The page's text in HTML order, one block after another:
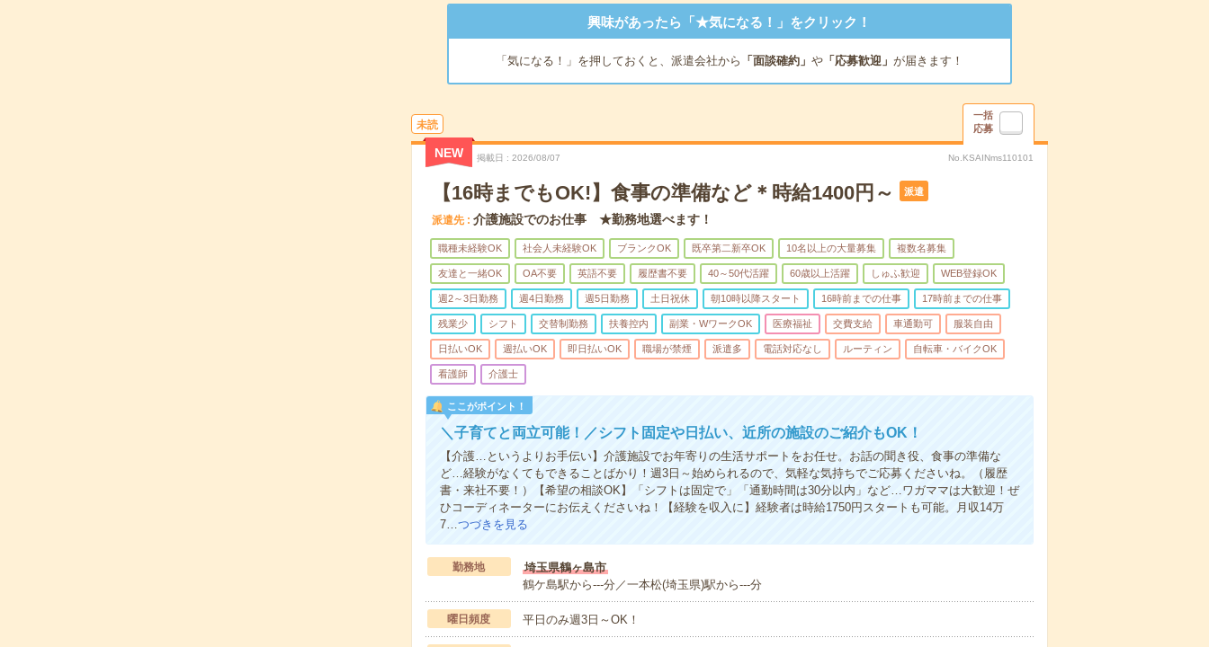
興味があったら「★気になる！」をクリック！
「気になる！」を押しておくと、派遣会社から 「面談確約」 や「応募歓迎」 が届きます！
未読
一括
応募
NEW 掲載日 2026/08/07 No.KSAINms110101
【16時までもOK!】食事の準備など＊時給1400円～ 派遣
派遣先 介護施設でのお仕事 ★勤務地選べます！
職種未経験OK 社会人未経験OK ブランクOK 既卒第二新卒OK 10名以上の大量募集 複数名募集
友達と一緒OK OA不要 英語不要 履歴書不要 40～50代活躍 60歳以上活躍 しゅふ歓迎 WEB登録OK
週2～3日勤務 週4日勤務 週5日勤務 土日祝休 朝10時以降スタート 16時前までの仕事 17時前までの仕事
残業少 シフト 交替制勤務 扶養控内 副業・WワークOK 医療福祉 交費支給 車通勤可 服装自由
日払いOK 週払いOK 即日払いOK 職場が禁煙 派遣多 電話対応なし ルーティン 自転車・バイクOK
看護師 介護士
ここがポイント！
＼子育てと両立可能！／シフト固定や日払い、近所の施設のご紹介もOK！
【介護…というよりお手伝い】介護施設でお年寄りの生活サポートをお任せ。お話の聞き役、食事の準備な
ど…経験がなくてもできることばかり！週3日～始められるので、気軽な気持ちでご応募くださいね。（履歴
書・来社不要！）【希望の相談OK】「シフトは固定で」「通勤時間は30分以内」など…ワガママは大歓迎！ぜ
ひコーディネーターにお伝えくださいね！【経験を収入に】経験者は時給1750円スタートも可能。月収14万
7…つづきを見る
勤務地
埼玉県鶴ヶ島市
鶴ケ島駅から---分／一本松(埼玉県)駅から---分
曜日頻度 平日のみ週3日～OK！